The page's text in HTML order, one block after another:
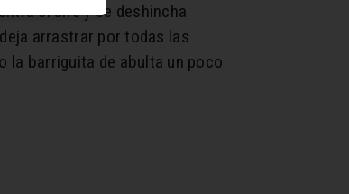
el aire y se deshincha
arrastrar por todas las
la barriguita de abulta un poco